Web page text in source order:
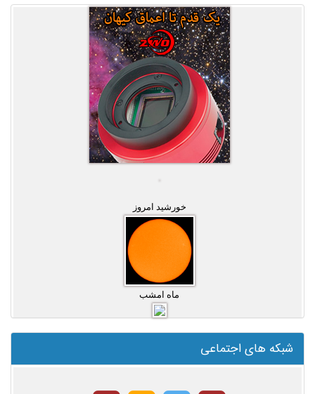
خورشید امروز
ماه امشب
شبکه های اجتماعی